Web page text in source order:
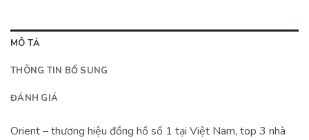
MÔ TẢ
THÔNG TIN BỔ SUNG
ĐÁNH GIÁ
Orient – thương hiệu đồng hồ số 1 tại Việt Nam, top 3 nhà